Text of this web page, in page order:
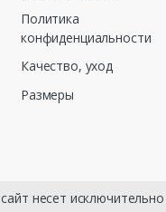
Политика
конфиденциальности
Качество, уход
Размеры
несет